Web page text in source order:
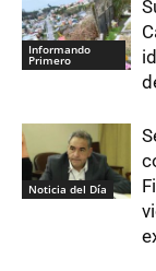
Informando
Primero
Noticia del Día